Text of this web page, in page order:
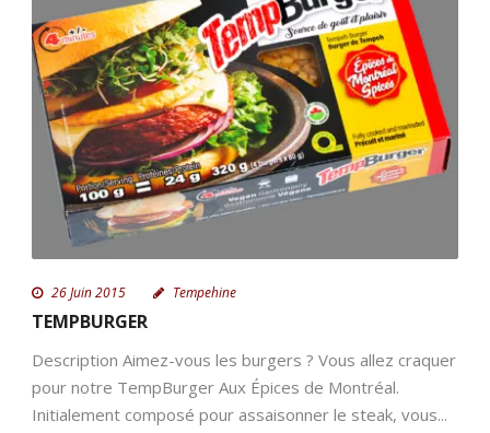
FR
26 Juin 2015 Tempehine
TEMPBURGER
Description Aimez-vous les burgers ? Vous allez craquer
pour notre TempBurger Aux Épices de Montréal.
Initialement composé pour assaisonner le steak, vous...